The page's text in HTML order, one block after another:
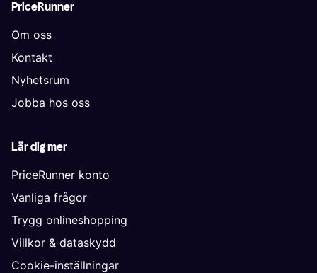
PriceRunner
Om oss
Kontakt
Nyhetsrum
Jobba hos oss
Lär dig mer
PriceRunner konto
Vanliga frågor
Trygg onlineshopping
Villkor & dataskydd
Cookie-inställningar